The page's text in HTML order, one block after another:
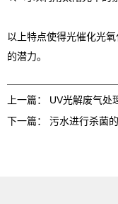
以上特点使得光催化光
的潜力。
上一篇： UV光解废气处
下一篇： 污水进行杀菌